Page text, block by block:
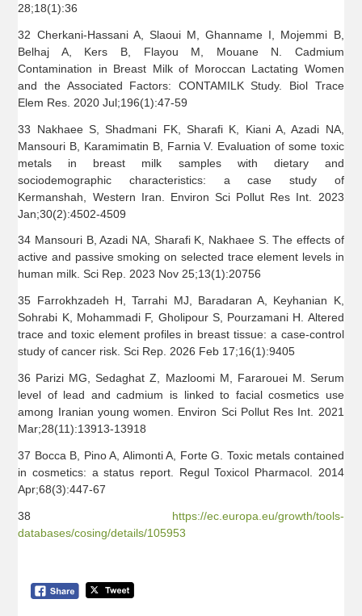
28;18(1):36
32 Cherkani-Hassani A, Slaoui M, Ghanname I, Mojemmi B,
Belhaj A, Kers B, Flayou M, Mouane N. Cadmium
Contamination in Breast Milk of Moroccan Lactating Women
and the Associated Factors: CONTAMILK Study. Biol Trace
Elem Res. 2020 Jul;196(1):47-59
33 Nakhaee S, Shadmani FK, Sharafi K, Kiani A, Azadi NA,
Mansouri B, Karamimatin B, Farnia V. Evaluation of some toxic
metals in breast milk samples with dietary and
sociodemographic characteristics: a case study of
Kermanshah, Western Iran. Environ Sci Pollut Res Int. 2023
Jan;30(2):4502-4509
34 Mansouri B, Azadi NA, Sharafi K, Nakhaee S. The effects of
active and passive smoking on selected trace element levels in
human milk. Sci Rep. 2023 Nov 25;13(1):20756
35 Farrokhzadeh H, Tarrahi MJ, Baradaran A, Keyhanian K,
Sohrabi K, Mohammadi F, Gholipour S, Pourzamani H. Altered
trace and toxic element profiles in breast tissue: a case-control
study of cancer risk. Sci Rep. 2026 Feb 17;16(1):9405
36 Parizi MG, Sedaghat Z, Mazloomi M, Fararouei M. Serum
level of lead and cadmium is linked to facial cosmetics use
among Iranian young women. Environ Sci Pollut Res Int. 2021
Mar;28(11):13913-13918
37 Bocca B, Pino A, Alimonti A, Forte G. Toxic metals contained
in cosmetics: a status report. Regul Toxicol Pharmacol. 2014
Apr;68(3):447-67
38 https://ec.europa.eu/growth/tools-
databases/cosing/details/105953